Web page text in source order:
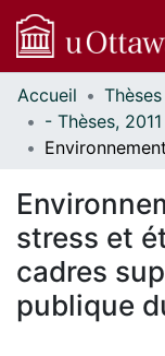
Communautés
et collections
Parcourir
À propos
Accueil
stress et
cadres
publique